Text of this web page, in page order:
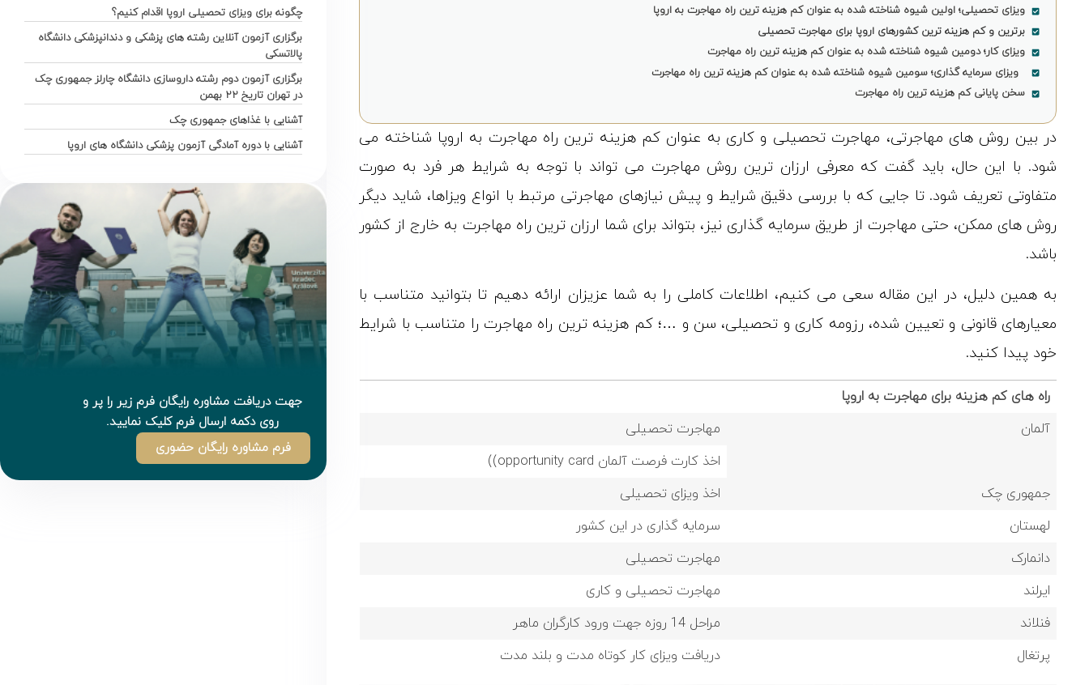
ویزای تحصیلی؛ اولین شیوه شناخته شده به عنوان کم هزینه ترین راه مهاجرت به اروپا
برترین و کم هزینه ترین کشورهای اروپا برای مهاجرت تحصیلی
ویزای کار؛ دومین شیوه شناخته شده به عنوان کم هزینه‌ ترین راه مهاجرت
ویزای سرمایه ‌گذاری؛ سومین شیوه شناخته شده به عنوان کم هزینه ‌ترین راه مهاجرت
سخن پایانی کم هزینه ترین راه مهاجرت
در بین روش های مهاجرتی، مهاجرت تحصیلی و کاری به عنوان کم هزینه ترین راه مهاجرت به اروپا شناخته می
شود. با این حال، باید گفت که معرفی ارزان ترین روش مهاجرت می‌ تواند با توجه به شرایط هر فرد به صورت
متفاوتی تعریف شود. تا جایی که با بررسی دقیق شرایط و پیش نیازهای مهاجرتی مرتبط با انواع ویزاها، شاید دیگر
روش های ممکن، حتی مهاجرت از طریق سرمایه گذاری نیز، بتواند برای شما ارزان ترین راه مهاجرت به خارج از کشور
باشد.
به همین دلیل، در این مقاله سعی می کنیم، اطلاعات کاملی را به شما عزیزان ارائه دهیم تا بتوانید متناسب با
معیارهای قانونی و تعیین شده، رزومه کاری و تحصیلی، سن و …؛ کم هزینه ترین راه مهاجرت را متناسب با شرایط
خود پیدا کنید.
راه های کم هزینه برای مهاجرت به اروپا
آلمان
مهاجرت تحصیلی
اخذ کارت فرصت آلمان opportunity card))
جمهوری چک
اخذ ویزای تحصیلی
لهستان
سرمایه گذاری در این کشور
دانمارک
مهاجرت تحصیلی
ایرلند
مهاجرت تحصیلی و کاری
فنلاند
مراحل 14 روزه جهت ورود کارگران ماهر
پرتغال
دریافت ویزای کار کوتاه مدت و بلند مدت
چگونه برای ویزای تحصیلی اروپا اقدام کنیم؟
برگزاری آزمون آنلاین رشته های پزشکی و دندانپزشکی دانشگاه
پالاتسکی
برگزاری آزمون دوم رشته داروسازی دانشگاه چارلز جمهوری چک
در تهران تاریخ ۲۲ بهمن
آشنایی با غذاهای جمهوری چک
آشنایی با دوره آمادگی آزمون پزشکی دانشگاه های اروپا
جهت دریافت مشاوره رایگان فرم زیر را پر و
روی دکمه ارسال فرم کلیک نمایید.
فرم مشاوره رایگان حضوری